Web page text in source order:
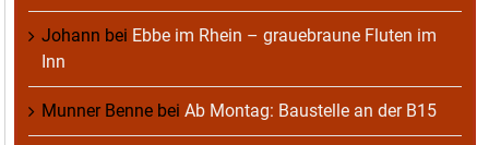
Johann bei Ebbe im Rhein – grauebraune Fluten im
Inn
Munner Benne bei Ab Montag: Baustelle an der B15